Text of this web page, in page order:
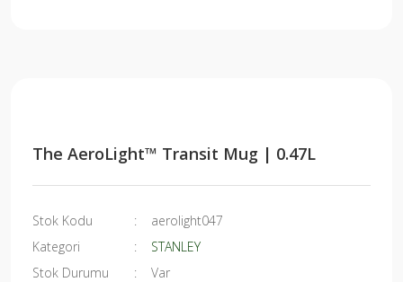
The AeroLight™ Transit Mug | 0.47L
Stok Kodu
aerolight047
Kategori
STANLEY
Stok Durumu
Var